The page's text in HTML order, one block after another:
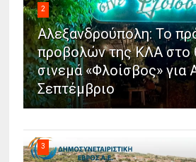
2
Αλεξανδρούπολη: Το
προβολών της ΚΛΑ στο
σινεμά «Φλοίσβος» για
Σεπτέμβριο
3